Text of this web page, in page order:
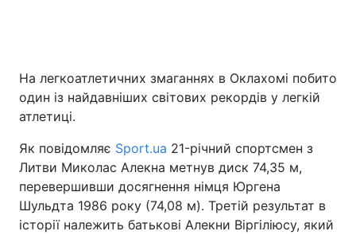
На легкоатлетичних змаганнях в Оклахомі побито
один із найдавніших світових рекордів у легкій
атлетиці.
Як повідомляє Sport.ua 21-річний спортсмен з
Литви Миколас Алекна метнув диск 74,35 м,
перевершивши досягнення німця Юргена
Шульдта 1986 року (74,08 м). Третій результат в
історії належить батькові Алекни Віргіліюсу, який